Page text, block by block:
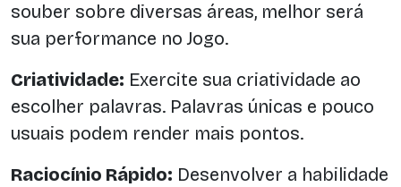
souber sobre diversas áreas, melhor será
sua performance no Jogo.
Criatividade: Exercite sua criatividade ao
escolher palavras. Palavras únicas e pouco
usuais podem render mais pontos.
Raciocínio Rápido: Desenvolver a habilidade